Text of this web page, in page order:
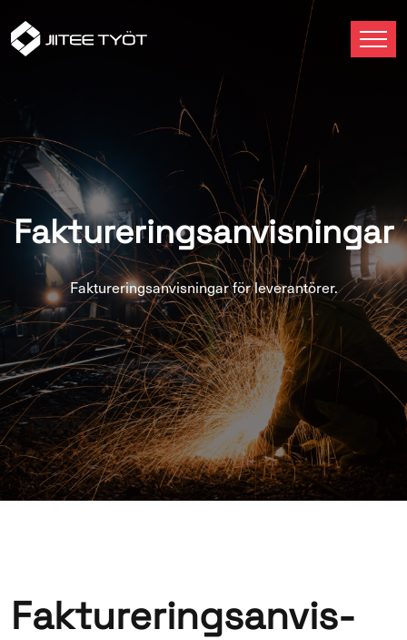
Fak­tu­re­ring­san­vis­nin­gar
Fak­tu­re­ring­san­vis­nin­gar för le­ve­ran­tö­rer.
Fak­tu­re­ring­san­vis­